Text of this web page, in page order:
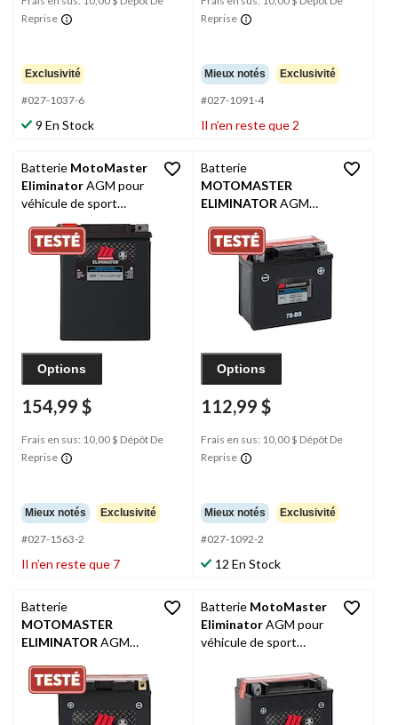
Reprise
Exclusivité
#027-1037-6
9 En Stock
Reprise
Mieux notés Exclusivité
#027-1091-4
Il n’en reste que 2
Batterie MotoMaster
EliminatorAGM pour
véhicule de sport
motorisé, activée en
usine, ETX15
Options
154,99 $
Frais en sus: 10,00 $ Dépôt De
Reprise
Mieux notés Exclusivité
#027-1563-2
Il n’en reste que 7
Batterie
MOTOMASTER
ELIMINATOR AGM
sports motorisés, 7S-
BS
Options
112,99 $
Frais en sus: 10,00 $ Dépôt De
Reprise
Mieux notés Exclusivité
#027-1092-2
12 En Stock
Batterie
MOTOMASTER
ELIMINATOR AGM
sports motorisés, 14B-
BS
Batterie MotoMaster
EliminatorAGM pour
véhicule de sport